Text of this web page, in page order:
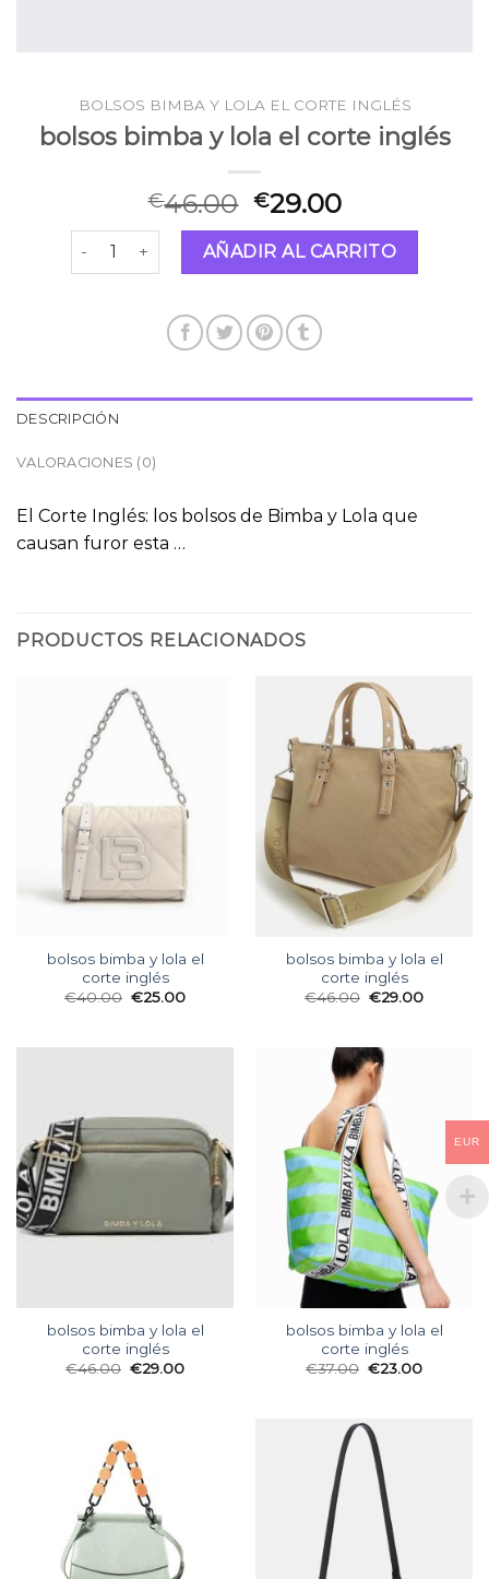
BOLSOS BIMBA Y LOLA EL CORTE INGLÉS
bolsos bimba y lola el corte inglés
€46.00 €29.00
bolsos bimba y lola el corte inglés cantidad
AÑADIR AL CARRITO
DESCRIPCIÓN
VALORACIONES (0)
El Corte Inglés: los bolsos de Bimba y Lola que
causan furor esta …
PRODUCTOS RELACIONADOS
bolsos bimba y lola el
corte inglés
€40.00 €25.00
bolsos bimba y lola el
corte inglés
€46.00 €29.00
bolsos bimba y lola el
corte inglés
€46.00 €29.00
bolsos bimba y lola el
corte inglés
€37.00 €23.00
EUR